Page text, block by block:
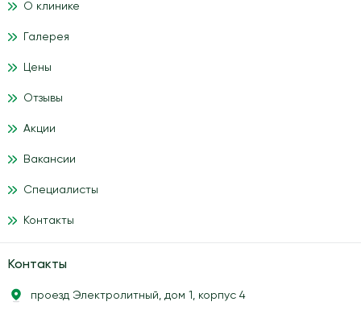
О клинике
Галерея
Цены
Отзывы
Акции
Вакансии
Специалисты
Контакты
Контакты
проезд Электролитный, дом 1, корпус 4